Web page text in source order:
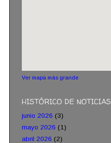
Ver mapa más grande
HISTÓRICO DE NOTICIAS
junio 2026 (3)
mayo 2026 (1)
abril 2026 (2)